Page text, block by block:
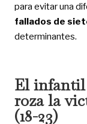
para evitar una
fallados de
determinantes.
El infantil
roza la
(18-23)